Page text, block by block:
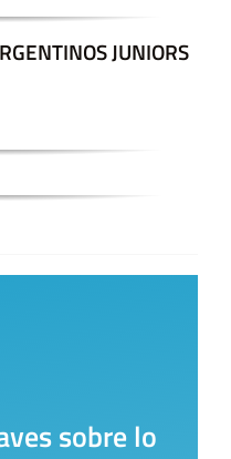
JUNIORS
sobre lo